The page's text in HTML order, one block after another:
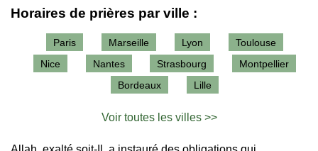
Horaires de prières par ville :
Paris Marseille Lyon
Toulouse
Nice
Nantes Strasbourg
Montpellier
Bordeaux
Lille
Voir toutes les villes >>